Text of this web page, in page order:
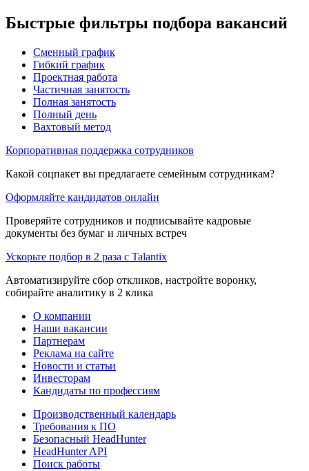
Быстрые фильтры подбора вакансий
Сменный график
Гибкий график
Проектная работа
Частичная занятость
Полная занятость
Полный день
Вахтовый метод
Корпоративная поддержка сотрудников
Какой соцпакет вы предлагаете семейным сотрудникам?
Оформляйте кандидатов онлайн
Проверяйте сотрудников и подписывайте кадровые
документы без бумаг и личных встреч
Ускорьте подбор в 2 раза с Talantix
Автоматизируйте сбор откликов, настройте воронку,
собирайте аналитику в 2 клика
О компании
Наши вакансии
Партнерам
Реклама на сайте
Новости и статьи
Инвесторам
Кандидаты по профессиям
Производственный календарь
Требования к ПО
Безопасный HeadHunter
HeadHunter API
Поиск работы